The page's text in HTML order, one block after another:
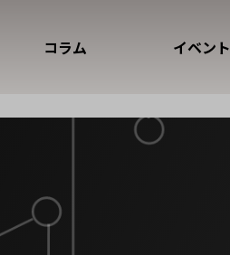
コラム イベント